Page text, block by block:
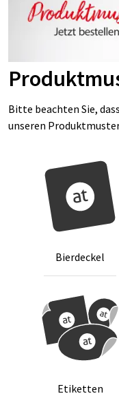
Bitte beachten Sie,
unseren
Bier­de­ckel
Eti­ket­ten